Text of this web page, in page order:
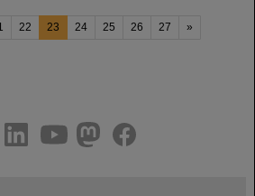
22 23 24 25 26 27 »
facebook